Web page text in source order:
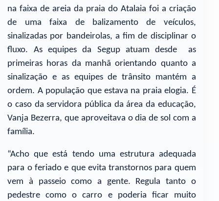
na faixa de areia da praia do Atalaia foi a criação
de uma faixa de balizamento de veículos,
sinalizadas por bandeirolas, a fim de disciplinar o
fluxo. As equipes da Segup atuam desde as
primeiras horas da manhã orientando quanto a
sinalização e as equipes de trânsito mantém a
ordem. A população que estava na praia elogia. É
o caso da servidora pública da área da educação,
Vanja Bezerra, que aproveitava o dia de sol com a
família.
“Acho que está tendo uma estrutura adequada
para o feriado e que evita transtornos para quem
vem à passeio como a gente. Regula tanto o
pedestre como o carro e poderia ficar muito